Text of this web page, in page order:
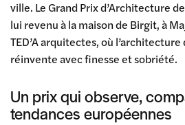
ville. Le Grand Prix d’Architecture
lui revenu à la maison de Birgit, à
TED’A arquitectes, où
réinvente avec finesse et sobriété.
Un prix qui observe,
tendances européennes